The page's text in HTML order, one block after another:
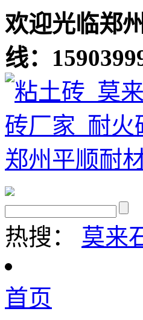
欢迎光临郑
线：
热搜： 莫来
首页